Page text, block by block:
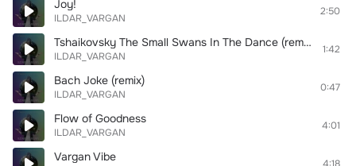
Joy!
ILDAR_VARGAN
2:50
Tshaikovsky The Small Swans In The Dance (remix)
ILDAR_VARGAN
1:42
Bach Joke (remix)
ILDAR_VARGAN
0:47
Flow of Goodness
ILDAR_VARGAN
4:01
Vargan Vibe